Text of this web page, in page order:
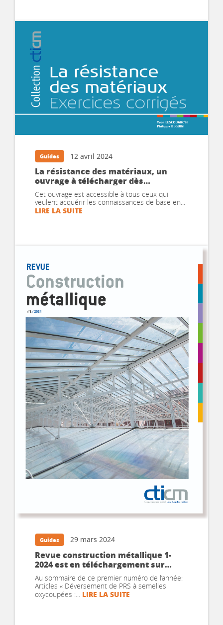
Guides 12 avril 2024
La résistance des matériaux, un
ouvrage à télécharger dès
maintenant!
Cet ouvrage est accessible à tous ceux qui
veulent acquérir les connaissances de base en...
LIRE LA SUITE
Guides 29 mars 2024
Revue construction métallique 1-
2024 est en téléchargement sur
cticm.com
Au sommaire de ce premier numéro de l’année:
Articles « Déversement de PRS à semelles
oxycoupées :... LIRE LA SUITE